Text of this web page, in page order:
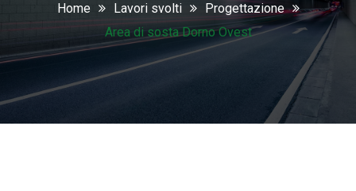
Home Lavori svolti
Progettazione
Area di sosta Dorno Ovest